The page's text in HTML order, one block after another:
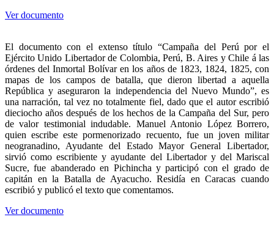
Ver documento
El documento con el extenso título “Campaña del Perú por el
Ejército Unido Libertador de Colombia, Perú, B. Aires y Chile á las
órdenes del Inmortal Bolívar en los años de 1823, 1824, 1825, con
mapas de los campos de batalla, que dieron libertad a aquella
República y aseguraron la independencia del Nuevo Mundo”, es
una narración, tal vez no totalmente fiel, dado que el autor escribió
dieciocho años después de los hechos de la Campaña del Sur, pero
de valor testimonial indudable. Manuel Antonio López Borrero,
quien escribe este pormenorizado recuento, fue un joven militar
neogranadino, Ayudante del Estado Mayor General Libertador,
sirvió como escribiente y ayudante del Libertador y del Mariscal
Sucre, fue abanderado en Pichincha y participó con el grado de
capitán en la Batalla de Ayacucho. Residía en Caracas cuando
escribió y publicó el texto que comentamos.
Ver documento